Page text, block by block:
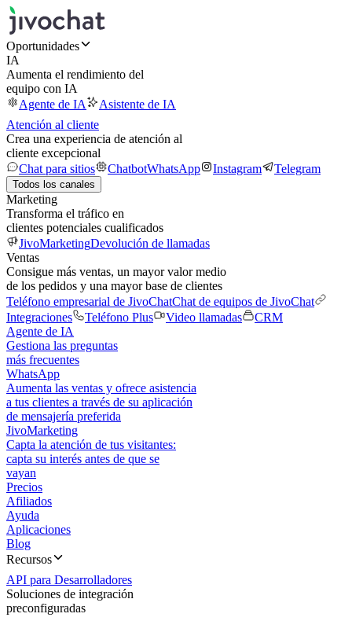
Oportunidades
IA
Aumenta el rendimiento del
equipo con IA
Agente de IA
Asistente de IA
Atención al cliente
Crea una experiencia de atención al
cliente excepcional
Chat para sitios
ChatbotWhatsApp Instagram Telegram
Todos los canales
Marketing
Transforma el tráfico en
clientes potenciales cualificados
JivoMarketingDevolución de llamadas
Ventas
Consigue más ventas, un mayor valor medio
de los pedidos y una mayor base de clientes
Teléfono empresarial de JivoChatChat de equipos de JivoChat
Integraciones
Teléfono Plus Video llamadas
CRM
Agente de IA
Gestiona las preguntas
más frecuentes
WhatsApp
Aumenta las ventas y ofrece asistencia
a tus clientes a través de su aplicación
de mensajería preferida
JivoMarketing
Capta la atención de tus visitantes:
capta su interés antes de que se
vayan
Precios
Afiliados
Ayuda
Aplicaciones
Blog
Recursos
API para Desarrolladores
Soluciones de integración
preconfiguradas